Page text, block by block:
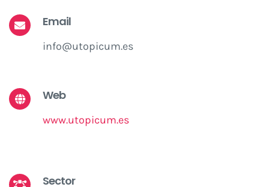
Email
info@utopicum.es
Web
www.utopicum.es
Sector